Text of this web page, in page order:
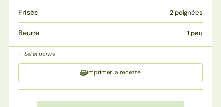
Frisée 2 poignées
Beurre 1 peu
Sel et poivre
Imprimer la recette